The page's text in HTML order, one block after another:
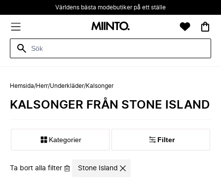
Världens bästa modebutiker på ett ställe
Hemsida/Herr/Underkläder/Kalsonger
KALSONGER FRÅN STONE ISLAND
Kategorier Filter
Ta bort alla filter Stone Island